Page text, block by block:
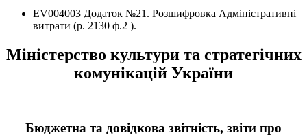
EV004003 Додаток №21. Розшифpовка Адмiнiстpативнi
витpати (p. 2130 ф.2 ).
Міністерство культури та стратегічних
комунікацій України
Бюджетна та довідкова звітність, звіти про